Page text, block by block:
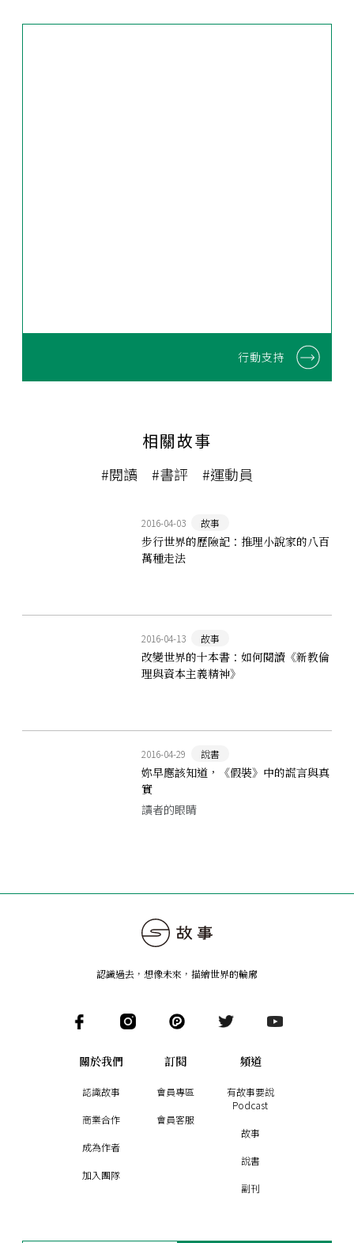
行動支持
相關故事
#閱讀 #書評 #運動員
2016-04-03 故事
步行世界的歷險記：推理小說家的八百
萬種走法
2016-04-13 故事
改變世界的十本書：如何閱讀《新教倫
理與資本主義精神》
2016-04-29 說書
妳早應該知道，《假裝》中的謊言與真
實
讀者的眼睛
認識過去，想像未來 ， 描繪世界的輪廓
關於我們
認識故事
商業合作
成為作者
加入團隊
訂閱
會員專區
會員客服
頻道
有故事要說
Podcast
故事
說書
副刊